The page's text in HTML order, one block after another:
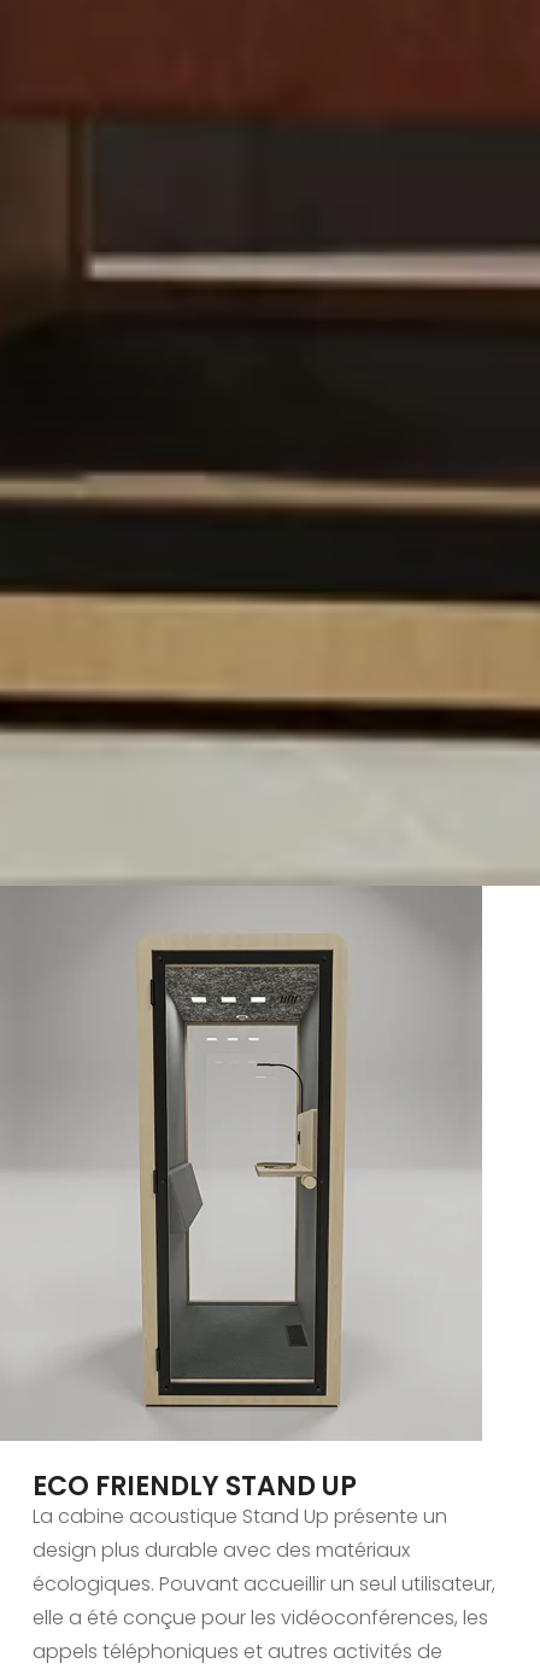
ECO FRIENDLY STAND UP
La cabine acoustique Stand Up présente un
design plus durable avec des matériaux
écologiques. Pouvant accueillir un seul utilisateur,
elle a été conçue pour les vidéoconférences, les
appels téléphoniques et autres activités de